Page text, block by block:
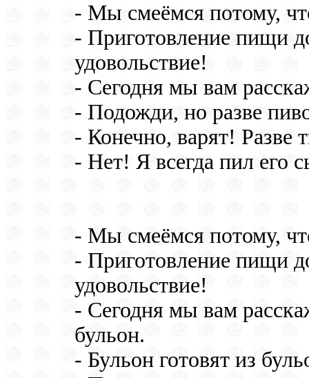
- Мы смеёмся потому,
- Приготовление пищи
удовольствие!
- Сегодня мы вам
- Подожди, но разве
- Конечно, варят! Разве
- Нет! Я всегда пил его
- Мы смеёмся потому,
- Приготовление пищи
удовольствие!
- Сегодня мы вам
бульон.
- Бульон готовят из